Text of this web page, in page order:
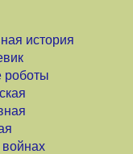
история
роботы
войнах